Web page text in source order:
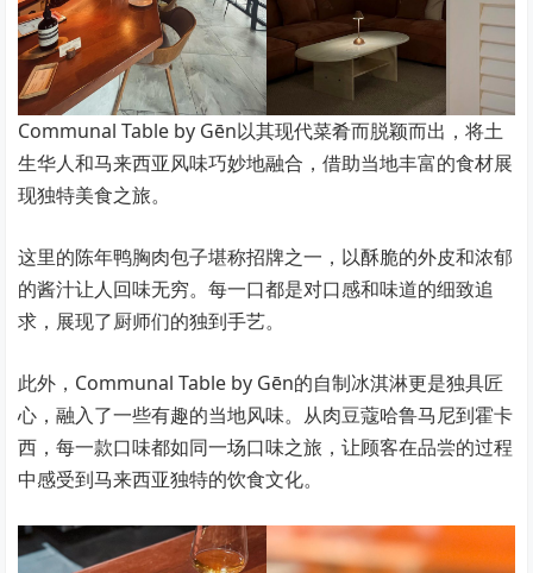
Communal Table by Gēn以其现代菜肴而脱颖而出，将土
生华人和马来西亚风味巧妙地融合，借助当地丰富的食材展
现独特美食之旅。
这里的陈年鸭胸肉包子堪称招牌之一，以酥脆的外皮和浓郁
的酱汁让人回味无穷。每一口都是对口感和味道的细致追
求，展现了厨师们的独到手艺。
此外，Communal Table by Gēn的自制冰淇淋更是独具匠
心，融入了一些有趣的当地风味。从肉豆蔻哈鲁马尼到霍卡
西，每一款口味都如同一场口味之旅，让顾客在品尝的过程
中感受到马来西亚独特的饮食文化。